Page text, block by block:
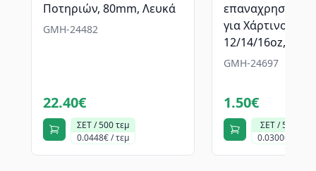
Ποτηριών, 80mm, Λευκά
GMH-24482
22.40€
ΣΕΤ / 500 τεμ
0.0448€ / τεμ
για Χάρτινο
12/14/16oz,
GMH-24697
1.50€
ΣΕΤ / 50 τεμ
0.0300€ / τεμ